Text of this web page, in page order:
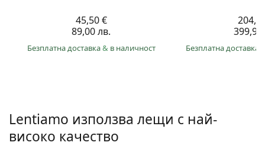
45,50 €
89,00 лв.
Безплатна доставка& в наличност Безплатна доставка
Lentiamo използва лещи с най-
високо качество